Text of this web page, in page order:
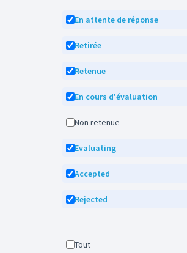
En attente de réponse
Retirée
Retenue
En cours d'évaluation
Non retenue
Evaluating
Accepted
Rejected
Tout